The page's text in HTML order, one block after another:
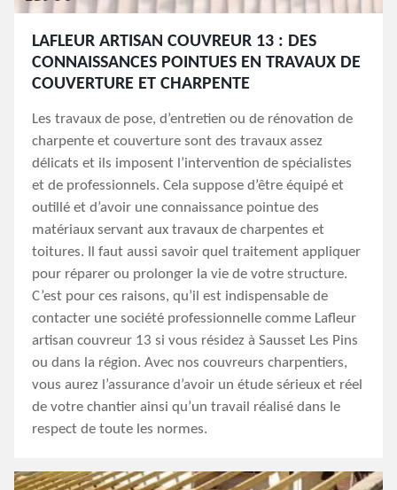
LAFLEUR ARTISAN COUVREUR 13 : DES
CONNAISSANCES POINTUES EN TRAVAUX DE
COUVERTURE ET CHARPENTE
Les travaux de pose, d’entretien ou de rénovation de
charpente et couverture sont des travaux assez
délicats et ils imposent l’intervention de spécialistes
et de professionnels. Cela suppose d’être équipé et
outillé et d’avoir une connaissance pointue des
matériaux servant aux travaux de charpentes et
toitures. Il faut aussi savoir quel traitement appliquer
pour réparer ou prolonger la vie de votre structure.
C’est pour ces raisons, qu’il est indispensable de
contacter une société professionnelle comme Lafleur
artisan couvreur 13 si vous résidez à Sausset Les Pins
ou dans la région. Avec nos couvreurs charpentiers,
vous aurez l’assurance d’avoir un étude sérieux et réel
de votre chantier ainsi qu’un travail réalisé dans le
respect de toute les normes.